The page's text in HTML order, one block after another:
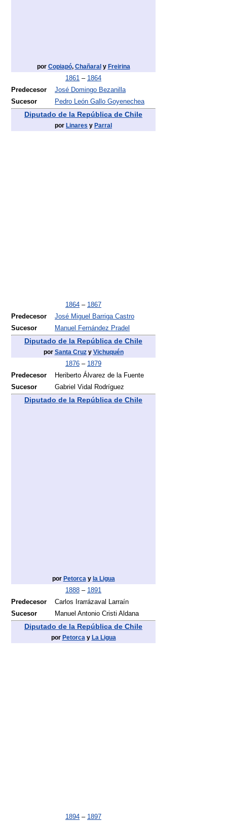
por Copiapó, Chañaral y Freirina
1861 – 1864
Predecesor
José Domingo Bezanilla
Sucesor
Pedro León Gallo Goyenechea
Diputado de la República de Chile
por Linares y Parral
1864 – 1867
Predecesor
José Miguel Barriga Castro
Sucesor
Manuel Fernández Pradel
Diputado de la República de Chile
por Santa Cruzy Vichuquén
1876 – 1879
Predecesor
Heriberto Álvarez de la Fuente
Sucesor
Gabriel Vidal Rodríguez
Diputado de la República de Chile
por Petorca y la Ligua
1888 – 1891
Predecesor
Carlos Irarrázaval Larraín
Sucesor
Manuel Antonio Cristi Aldana
Diputado de la República de Chile
por Petorca y La Ligua
1894 – 1897